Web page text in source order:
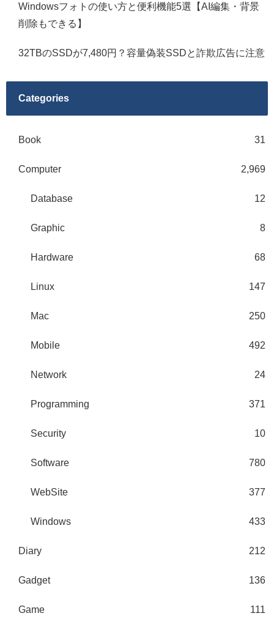
Windowsフォトの使い方と便利機能5選【AI編集・背景
削除もできる】
32TBのSSDが7,480円？容量偽装SSDと詐欺広告に注意
Categories
Book 31
Computer 2,969
Database 12
Graphic 8
Hardware 68
Linux 147
Mac 250
Mobile 492
Network 24
Programming 371
Security 10
Software 780
WebSite 377
Windows 433
Diary 212
Gadget 136
Game 111